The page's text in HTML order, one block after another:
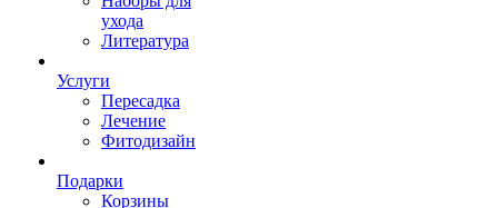
ухода
Литература
Услуги
Пересадка
Лечение
Фитодизайн
Подарки
Корзины